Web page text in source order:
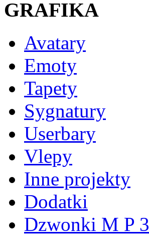
GRAFIKA
Avatary
Emoty
Tapety
Sygnatury
Userbary
Vlepy
Inne projekty
Dodatki
Dzwonki M P 3